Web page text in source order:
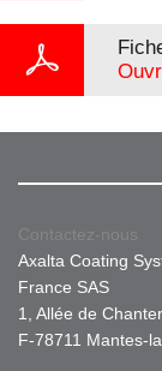
Contactez-nous
Axalta Coating
France SAS
1, Allée de
F-78711 Mantes-